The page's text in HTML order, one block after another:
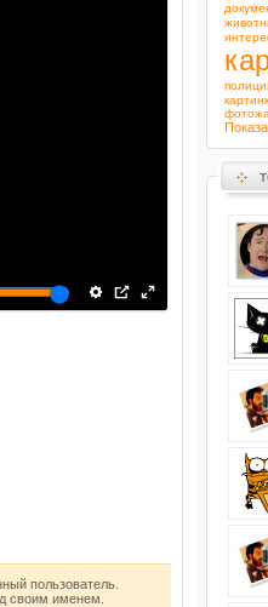
пользователь.
своим именем.